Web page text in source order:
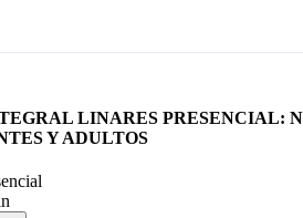
LINARES PRESENCIAL:
Y ADULTOS